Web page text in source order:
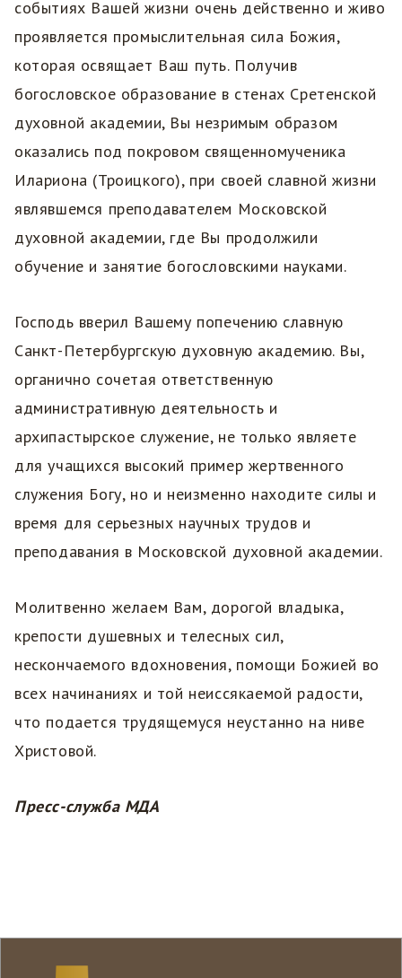
событиях Вашей жизни очень действенно и живо
проявляется промыслительная сила Божия,
которая освящает Ваш путь. Получив
богословское образование в стенах Сретенской
духовной академии, Вы незримым образом
оказались под покровом священномученика
Илариона (Троицкого), при своей славной жизни
являвшемся преподавателем Московской
духовной академии, где Вы продолжили
обучение и занятие богословскими науками.
Господь вверил Вашему попечению славную
Санкт-Петербургскую духовную академию. Вы,
органично сочетая ответственную
административную деятельность и
архипастырское служение, не только являете
для учащихся высокий пример жертвенного
служения Богу, но и неизменно находите силы и
время для серьезных научных трудов и
преподавания в Московской духовной академии.
Молитвенно желаем Вам, дорогой владыка,
крепости душевных и телесных сил,
нескончаемого вдохновения, помощи Божией во
всех начинаниях и той неиссякаемой радости,
что подается трудящемуся неустанно на ниве
Христовой.
Пресс-служба МДА